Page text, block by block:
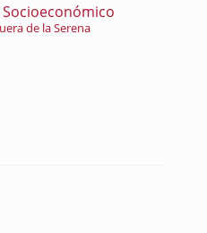
de la Serena